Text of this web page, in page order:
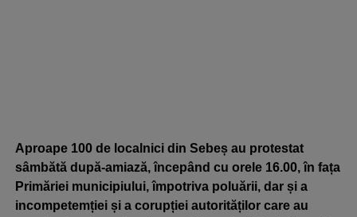
Aproape 100 de localnici din Sebeș au protestat
sâmbătă după-amiază, începând cu orele 16.00, în fața
Primăriei municipiului, împotriva poluării, dar și a
incompetemției și a corupției autorităților care au